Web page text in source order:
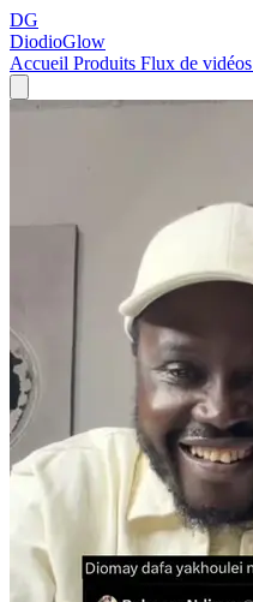
DG
DiodioGlow
Accueil Produits Flux de vidéos